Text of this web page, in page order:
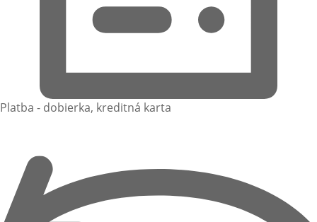
Platba - dobierka, kreditná karta